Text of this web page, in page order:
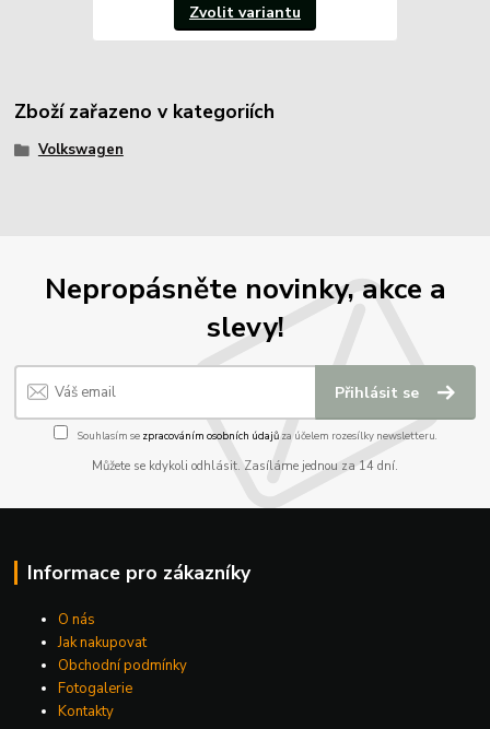
Zvolit variantu
Zboží zařazeno v kategoriích
Volkswagen
Nepropásněte novinky, akce a
slevy!
Přihlásit se
Souhlasím se zpracováním osobních údajůza účelem rozesílky newsletteru.
Můžete se kdykoli odhlásit. Zasíláme jednou za 14 dní.
Informace pro zákazníky
O nás
Jak nakupovat
Obchodní podmínky
Fotogalerie
Kontakty